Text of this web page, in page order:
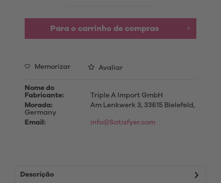
Para o carrinho de compras
Memorizar Avaliar
Nome do
Fabricante:
Triple A Import GmbH
Morada:
Am Lenkwerk 3, 33615 Bielefeld,
Germany
Email:
info@Satisfyer.com
Descrição